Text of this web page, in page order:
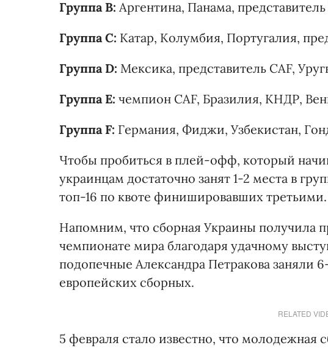
Группа B: Аргентина, Панама, представитель
Группа C: Катар, Колумбия, Португалия,
Группа D: Мексика, представитель CAF,
Группа Е: чемпион CAF, Бразилия, КНДР,
Группа F: Германия, Фиджи, Узбекистан,
Чтобы пробиться в плей-офф, который
украинцам достаточно занят 1-2 места в
топ-16 по квоте финишировавших третьими.
Напомним, что сборная Украины получила
чемпионате мира благодаря удачному
подопечные Александра Петракова заняли
европейских сборных.
RELATED
5 февраля стало известно, что молодежная